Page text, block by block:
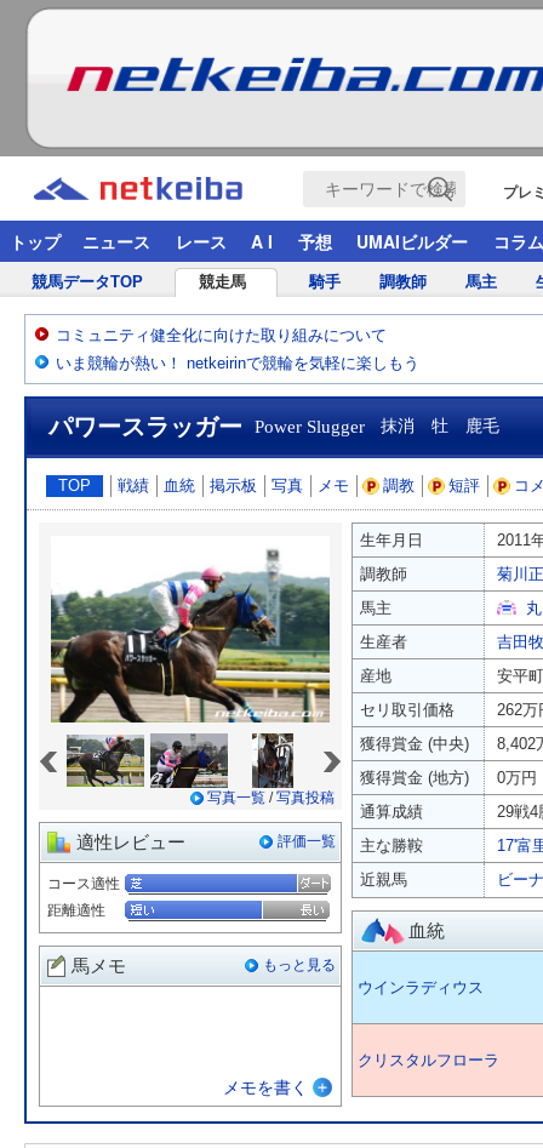
プレ
トップ ニュース レース A I 予想 UMAIビルダー コラム
競馬データTOP 競走馬 騎手 調教師 馬主
コミュニティ健全化に向けた取り組みについて
いま競輪が熱い！ netkeirinで競輪を気軽に楽しもう
パワースラッガー Power Slugger 抹消 牡 鹿毛
TOP 戦績 血統 掲示板 写真 メモ 調教 短評 コ
写真一覧 /写真投稿
適性レビュー 評価一覧
コース適性
距離適性
馬メモ もっと見る
メモを書く
生年月日
2011
調教師
菊川
馬主
生産者
吉田
産地
安平町
セリ取引価格
262万
獲得賞金 (中央)
8,402
獲得賞金 (地方)
0万円
通算成績
29戦4
主な勝鞍
17'富
近親馬
ビー
血統
ウインラディウス
クリスタルフローラ